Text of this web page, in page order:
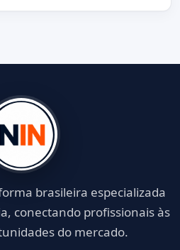
brasileira especializada
conectando profissionais às
do mercado.